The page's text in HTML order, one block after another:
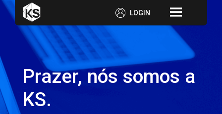
LOGIN
Prazer, nós somos a
KS.